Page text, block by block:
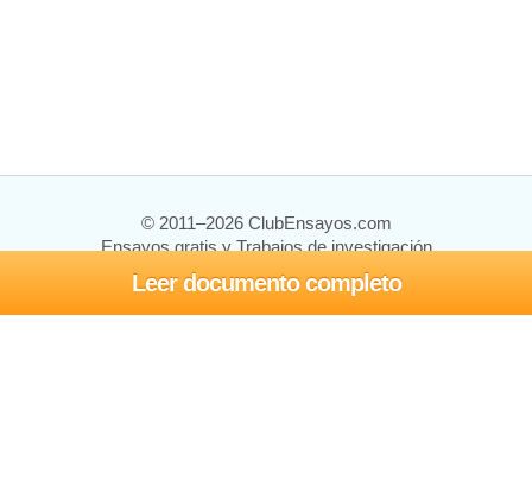
Leer documento completo
© 2011–2026 ClubEnsayos.com
Ensayos gratis y Trabajos de investigación